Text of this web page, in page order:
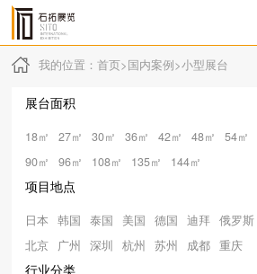
我的位置： 首页>国内案例>小型展台
展台面积
18㎡ 27㎡ 30㎡ 36㎡ 42㎡ 48㎡ 54㎡
90㎡
96㎡ 108㎡ 135㎡ 144㎡
项目地点
日本 韩国 泰国 美国 德国 迪拜 俄罗斯
北京
广州 深圳 杭州 苏州 成都 重庆
行业分类